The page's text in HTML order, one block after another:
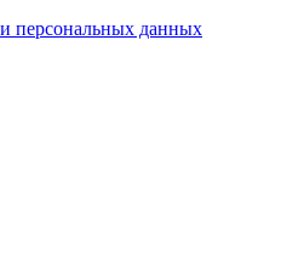
персональных данных